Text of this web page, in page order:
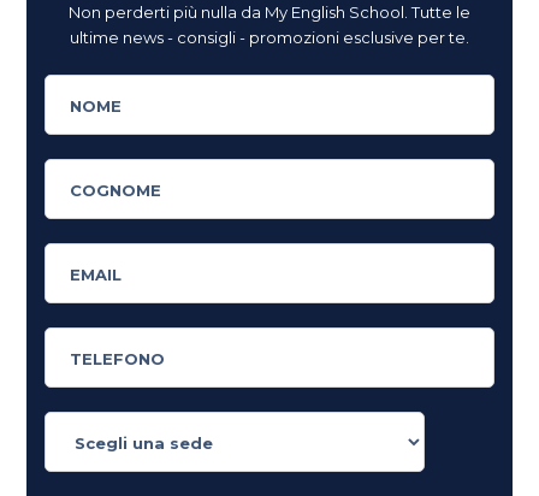
Non perderti più nulla da My English School. Tutte le
ultime news - consigli - promozioni esclusive per te.